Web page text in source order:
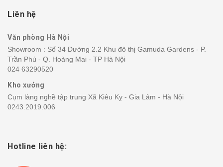
Liên hệ
Văn phòng Hà Nội
Showroom : Số 34 Đường 2.2 Khu đô thị Gamuda Gardens - P.
Trần Phú - Q. Hoàng Mai - TP Hà Nội
024 63290520
Kho xưởng
Cụm làng nghề tập trung Xã Kiêu Kỵ - Gia Lâm - Hà Nội
0243.2019.006
Hotline liên hệ: